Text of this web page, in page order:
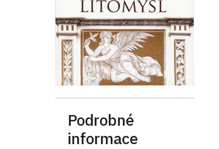
Podrobné
informace